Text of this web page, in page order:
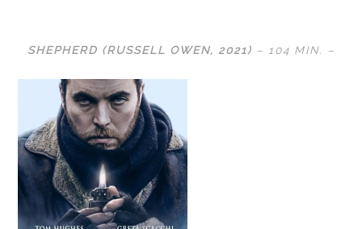
SHEPHERD (RUSSELL OWEN, 2021) – 104 MIN. –